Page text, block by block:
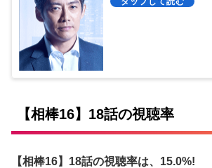
【相棒16】18話の視聴率
【相棒16】18話の視聴率は、15.0%!